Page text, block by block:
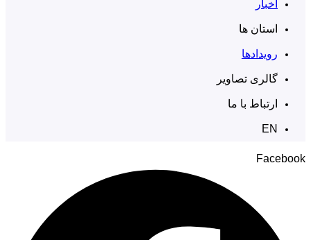
اخبار
استان ها
رویدادها
گالری تصاویر
ارتباط با ما
EN
Facebook